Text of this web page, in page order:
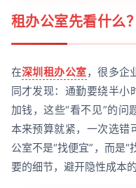
租办公室先看什么
在深圳租办公室，很多企
同才发现：通勤要绕半小
加钱，这些“看不见”的问
本来预算就紧，一次选错
公室不是“找便宜”，而是
要的细节，避开隐性成本的